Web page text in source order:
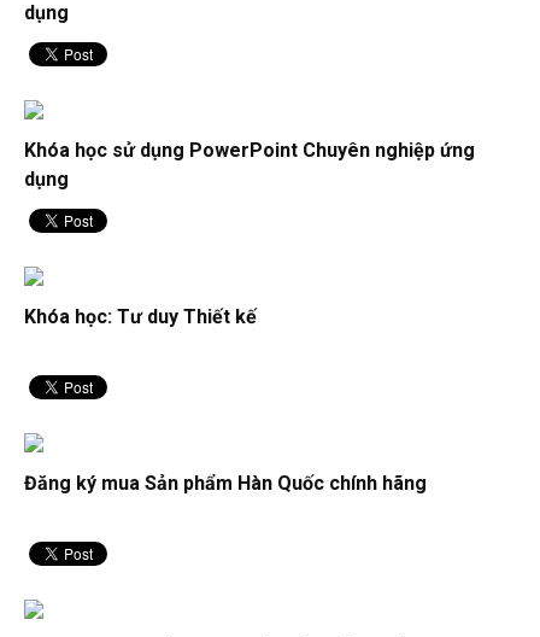
dụng
Khóa học sử dụng PowerPoint Chuyên nghiệp ứng
dụng
Khóa học: Tư duy Thiết kế
Đăng ký mua Sản phẩm Hàn Quốc chính hãng